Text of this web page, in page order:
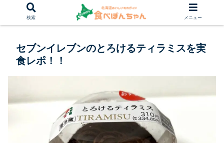
セブンイレブンのとろけるティラミスを実
食レポ！！
検索 メニュー